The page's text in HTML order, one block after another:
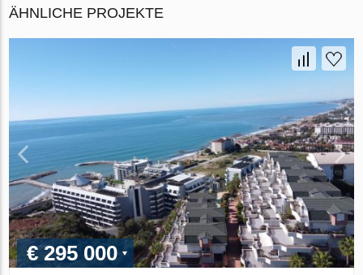
ÄHNLICHE PROJEKTE
€ 295 000